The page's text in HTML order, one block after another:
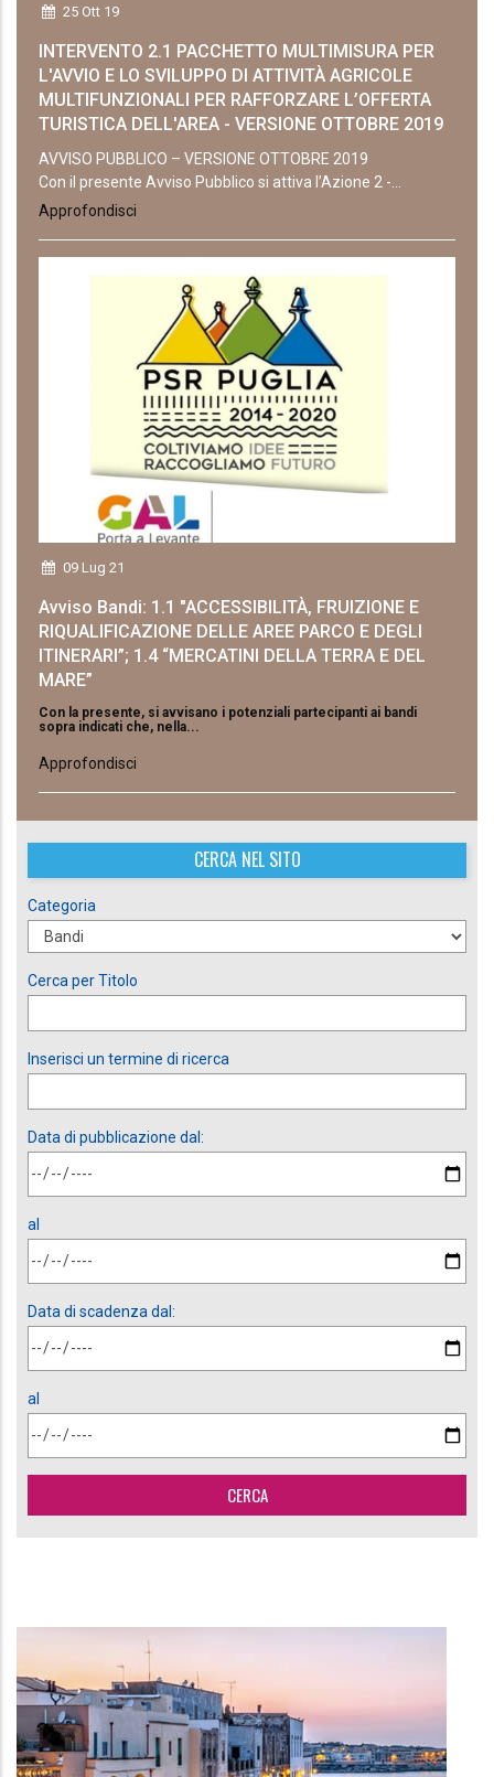
25 Ott 19
INTERVENTO 2.1 PACCHETTO MULTIMISURA PER
L'AVVIO E LO SVILUPPO DI ATTIVITÀ AGRICOLE
MULTIFUNZIONALI PER RAFFORZARE L’OFFERTA
TURISTICA DELL'AREA - VERSIONE OTTOBRE 2019
AVVISO PUBBLICO – VERSIONE OTTOBRE 2019
Con il presente Avviso Pubblico si attiva l’Azione 2 -...
Approfondisci
09 Lug 21
Avviso Bandi: 1.1 "ACCESSIBILITÀ, FRUIZIONE E
RIQUALIFICAZIONE DELLE AREE PARCO E DEGLI
ITINERARI”; 1.4 “MERCATINI DELLA TERRA E DEL
MARE”
Con la presente, si avvisano i potenziali partecipanti ai bandi
sopra indicati che, nella...
Approfondisci
CERCA NEL SITO
Categoria
Cerca per Titolo
Inserisci un termine di ricerca
Data di pubblicazione dal:
al
Data di scadenza dal:
al